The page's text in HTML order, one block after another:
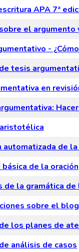
APA 7ª
el argumento
-
tesis
en
automatizada de
de la oración
de la gramática
sobre el blog
los planes de
análisis de casos